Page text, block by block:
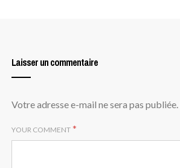
Laisser un commentaire
Votre adresse e-mail ne sera pas publiée.
YOUR COMMENT *